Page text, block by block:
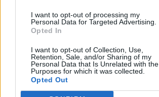
I want to opt-out of processing my
Personal Data for Targeted Advertising.
Opted In
I want to opt-out of Collection, Use,
Retention, Sale, and/or Sharing of my
Personal Data that Is Unrelated with the
Purposes for which it was collected.
Opted Out
Latvijoje prie Baltarusijos
sienos paskelbta
ekstremalioji padėtis
pratęsiama trimis mėnesiais